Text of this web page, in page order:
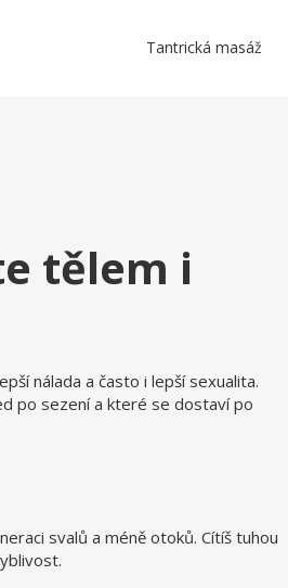
Tantrická masáž
tělem i
nálada a často i lepší sexualita.
po sezení a které se dostaví po
svalů a méně otoků. Cítíš tuhou